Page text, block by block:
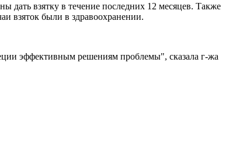
взятку в течение последних 12 месяцев. Также
взяток были в здравоохранении.
эффективным решениям проблемы", сказала г-жа